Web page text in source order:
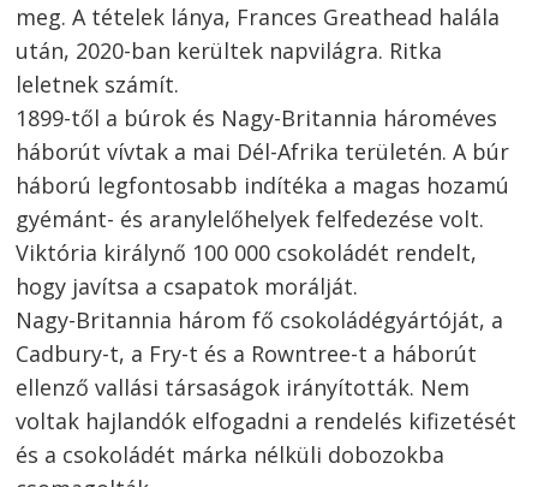
meg. A tételek lánya, Frances Greathead halála
után, 2020-ban kerültek napvilágra. Ritka
leletnek számít.
1899-től a búrok és Nagy-Britannia hároméves
háborút vívtak a mai Dél-Afrika területén. A búr
háború legfontosabb indítéka a magas hozamú
gyémánt- és aranylelőhelyek felfedezése volt.
Viktória királynő 100 000 csokoládét rendelt,
hogy javítsa a csapatok morálját.
Nagy-Britannia három fő csokoládégyártóját, a
Cadbury-t, a Fry-t és a Rowntree-t a háborút
ellenző vallási társaságok irányították. Nem
voltak hajlandók elfogadni a rendelés kifizetését
és a csokoládét márka nélküli dobozokba